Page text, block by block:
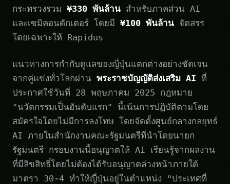
กระทรวงรวม ¥330 พันล้าน สำหรับภาคส่วน AI
และเซมิคอนดักเตอร์ โดยมี ¥100 พันล้าน จัดสรร
โดยเฉพาะให้ Rapidus
แนวทางการกำกับดูแลของญี่ปุ่นแตกต่างอย่างชัดเจน
จากคู่แข่งทั่วโลกผ่าน พระราชบัญญัติส่งเสริม AI ที่
ประกาศใช้วันที่ 28 พฤษภาคม 2025 กฎหมาย
"นวัตกรรมเป็นอันดับแรก" นี้เน้นการปฏิบัติตามโดย
สมัครใจโดยไม่มีการลงโทษ โดยจัดตั้งศูนย์กลางกลยุทธ์
AI ภายในสำนักงานคณะรัฐมนตรีที่นำโดยนายก
รัฐมนตรี กรอบงานนี้อนุญาตให้ AI เรียนรู้จากผลงาน
ที่มีลิขสิทธิ์โดยไม่ต้องได้รับอนุญาตล่วงหน้าภายใต้
มาตรา 30-4 ทำให้ญี่ปุ่นอยู่ในตำแหน่ง "ประเทศที่